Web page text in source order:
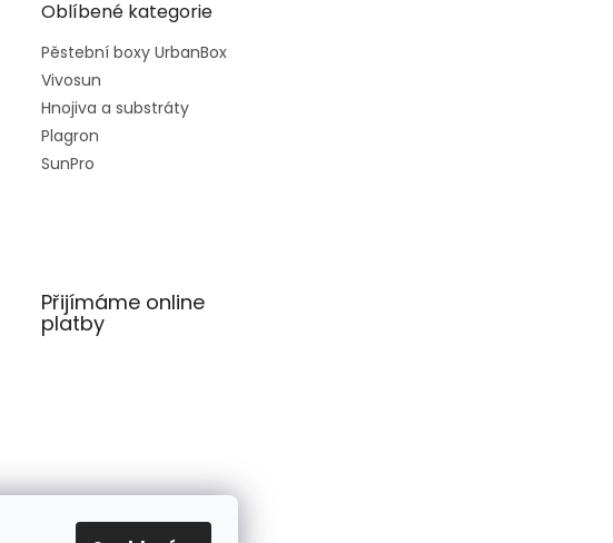
Oblíbené kategorie
Pěstební boxy UrbanBox
Vivosun
Hnojiva a substráty
Plagron
SunPro
Přijímáme online
platby